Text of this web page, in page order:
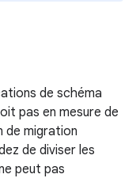
de schéma
pas en mesure de
de migration
de diviser les
peut pas